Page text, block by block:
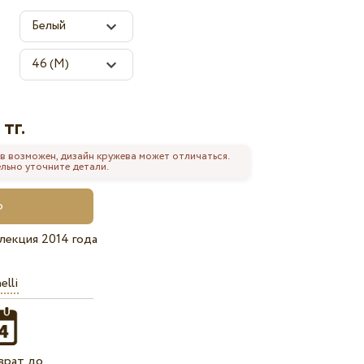
тг.
дизайн кружева может отличаться.
уточните детали.
2014 года